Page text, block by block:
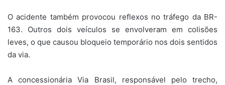
O acidente também provocou reflexos no tráfego da BR-
163. Outros dois veículos se envolveram em colisões
leves, o que causou bloqueio temporário nos dois sentidos
da via.
A concessionária Via Brasil, responsável pelo trecho,